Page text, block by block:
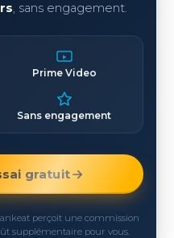
, sans engagement.
Prime Video
Sans engagement
gratuit
perçoit une commission
supplémentaire pour vous.